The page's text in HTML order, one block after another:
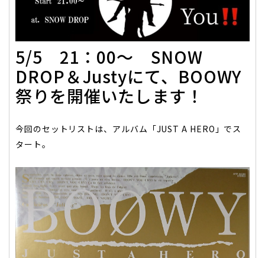
5/5 21：00～ SNOW
DROP＆Justyにて、BOOWY
祭りを開催いたします！
今回のセットリストは、アルバム「JUST A HERO」でス
タート。